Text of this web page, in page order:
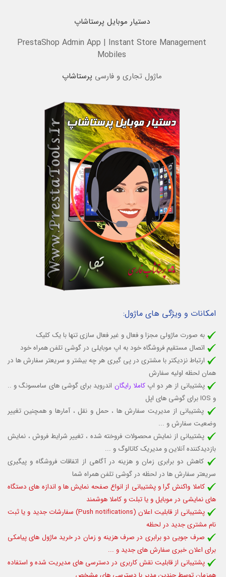
دستیار موبایل پرستاشاپ
PrestaShop Admin App | Instant Store Management
Mobiles
ماژول تجاری و فارسی پرستاشاپ
امکانات و ویژگی های ماژول:
به صورت ماژولی مجزا و فعال و غیر فعال سازی تنها با یک کلیک
اتصال مستقیم فروشگاه خود به اپ موبایلی در گوشی تلفن همراه خود
ارتباط نزدیکتر با مشتری در پی گیری هر چه بیشتر و سریعتر سفارش ها در
همان لحظه اولیه سفارش
پشتیبانی از هر دو اپکاملا رایگان اندروید برای گوشی های سامسونگ و ..
و IOS برای گوشی های اپل
پشتیبانی از مدیریت سفارش ها ، حمل و نقل ، آمارها و همچنین تغییر
وضعیت سفارش و ...
پشتیبانی از نمایش محصولات فروخته شده ، تغییر شرایط فروش ، نمایش
بازدیدکننده آنلاین و مدیریک کاتالوگ و ...
کاهش دو برابری زمان و هزینه در آگاهی از اتفاقات فروشگاه و پیگیری
سریعتر سفارش ها در لحظه در گوشی تلفن همراه شما
کاملا واکنش گرا و پشتیبانی از انواع صفحه نمایش ها و اندازه های دستگاه
های نمایشی در موبایل و یا تبلت و کاملا هوشمند
پشتیبانی از قابلیت
اعلان (Push notifications) سفارشات جدید و یا ثبت
نام مشتری جدید در لحظه
صرف جویی دو برابری در صرف هزینه و زمان در خرید ماژول های پیامکی
برای اعلان خبری سفارش های جدید و ...
پشتیبانی از قابلیت نقش کاربری در دسترسی های مدیریت شده و استفاده